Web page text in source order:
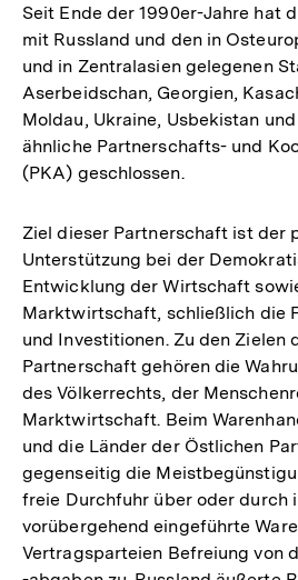
Seit Ende der 1990er-Jahre hat
mit Russland und den in
und in Zentralasien gelegenen
Aserbeidschan, Georgien,
Moldau, Ukraine, Usbekistan
ähnliche Partnerschafts- und
(PKA) geschlossen.
Ziel dieser Partnerschaft ist der
Unterstützung bei der
Entwicklung der Wirtschaft
Marktwirtschaft, schließlich die
und Investitionen. Zu den Zielen
Partnerschaft gehören die
des Völkerrechts, der
Marktwirtschaft. Beim
und die Länder der Östlichen
gegenseitig die
freie Durchfuhr über oder durch
vorübergehend eingeführte
Vertragsparteien Befreiung von